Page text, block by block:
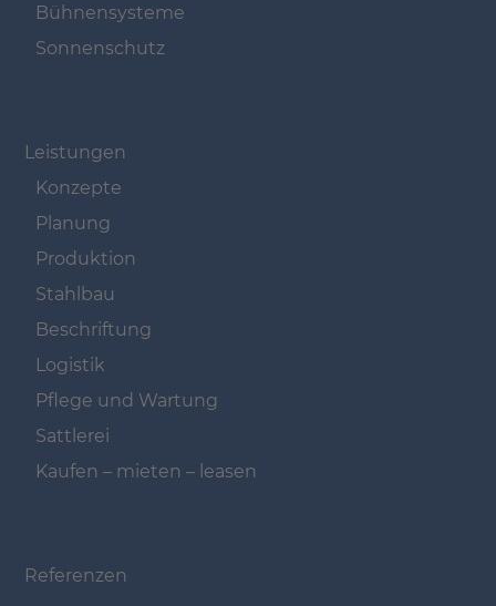
Bühnensysteme
Sonnenschutz
Leistungen
Konzepte
Planung
Produktion
Stahlbau
Beschriftung
Logistik
Pflege und Wartung
Sattlerei
Kaufen – mieten – leasen
Referenzen